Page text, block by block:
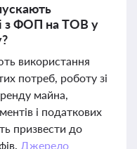
з ФОП на ТОВ у
використання
потреб, роботу зі
майна,
і податкових
призвести до
Джерело